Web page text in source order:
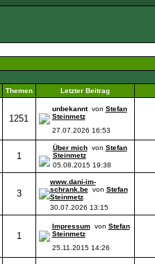
Themen Letzter Beitrag
1251
unbekanntvon Stefan
Steinmetz
27.07.2026 16:53
1
Über michvon Stefan
Steinmetz
05.08.2015 19:38
3
www.dani-im-
schrank.bevon Stefan
Steinmetz
30.07.2026 13:15
1
Impressumvon Stefan
Steinmetz
25.11.2015 14:26